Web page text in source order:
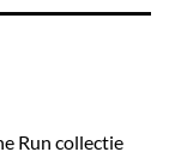
Run collectie